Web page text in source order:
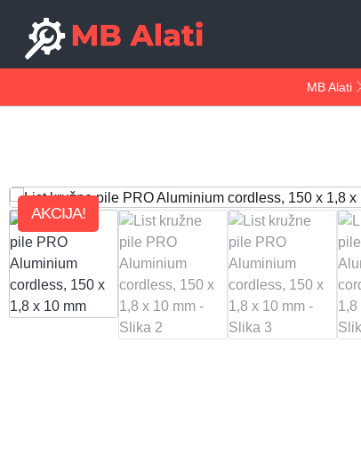
MB Alati
AKCIJA!